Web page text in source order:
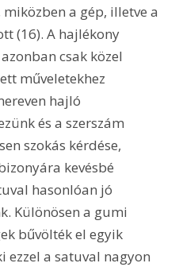
a gép, illetve a
(16). A hajlékony
csak közel
műveletekhez
hajló
és a szerszám
szokás kérdése,
kevésbé
hasonlóan jó
Különösen a gumi
bűvölték el egyik
ezzel a satuval nagyon